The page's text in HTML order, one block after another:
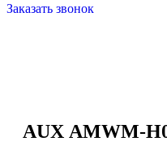
Заказать звонок
AUX AMWM-